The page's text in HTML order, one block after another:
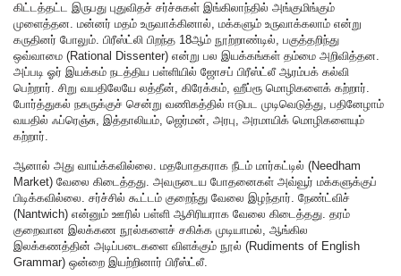
கிட்டத்தட்ட இருபது புதுவிதச் சர்ச்சுகள் இங்கிலாந்தில் அங்குமிங்கும்
முளைத்தன. மன்னர் மதம் உருவாக்கினால், மக்களும் உருவாக்கலாம் என்று
கருதினர் போலும். பிரீஸ்ட்லி பிறந்த 18ஆம் நூற்றாண்டில், பகுத்தறிந்து
ஒவ்வாமை (Rational Dissenter) என்று பல இயக்கங்கள் தம்மை அறிவித்தன.
அப்படி ஓர் இயக்கம் நடத்திய பள்ளியில் ஜோசப் பிரீஸ்ட்லீ ஆரம்பக் கல்வி
பெற்றார். சிறு வயதிலேயே லத்தீன், கிரேக்கம், ஹீப்ரூ மொழிகளைக் கற்றார்.
போர்த்துகல் நகருக்குச் சென்று வணிகத்தில் ஈடுபட முடிவெடுத்து, பதினேழாம்
வயதில் ஃப்ரெஞ்சு, இத்தாலியம், ஜெர்மன், அரபு, அரமாயிக் மொழிகளையும்
கற்றார்.
ஆனால் அது வாய்க்கவில்லை. மதபோதகராக நீடம் மார்கட்டில் (Needham
Market) வேலை கிடைத்தது. அவருடைய போதனைகள் அவ்வூர் மக்களுக்குப்
பிடிக்கவில்லை. சர்ச்சில் கூட்டம் குறைந்து வேலை இழந்தார். நேண்ட்விச்
(Nantwich) என்னும் ஊரில் பள்ளி ஆசிரியராக வேலை கிடைத்தது. தரம்
குறைவான இலக்கண நூல்களைச் சகிக்க முடியாமல், ஆங்கில
இலக்கணத்தின் அடிப்படைகளை விளக்கும் நூல் (Rudiments of English
Grammar) ஒன்றை இயற்றினார் பிரீஸ்ட்லீ.